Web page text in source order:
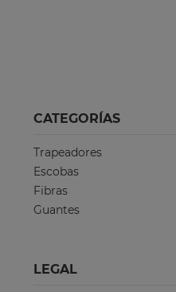
CATEGORÍAS
Trapeadores
Escobas
Fibras
Guantes
LEGAL